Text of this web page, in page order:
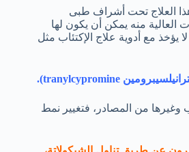
العلاج تحت أشراف طبى
منه يمكن أن يكون لها
لا يؤخذ مع أدوية علاج الإكتئاب مثل
من المصادر، فتغيير نمط